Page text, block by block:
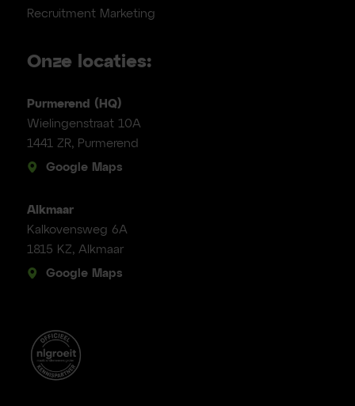
Recruitment Marketing
Onze locaties:
Purmerend (HQ)
Wielingenstraat 10A
1441 ZR, Purmerend
Google Maps
Alkmaar
Kalkovensweg 6A
1815 KZ, Alkmaar
Google Maps